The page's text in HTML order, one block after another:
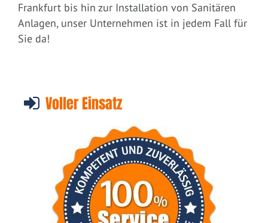
Frankfurt bis hin zur Installation von Sanitären
Anlagen, unser Unternehmen ist in jedem Fall für
Sie da!
Voller Einsatz